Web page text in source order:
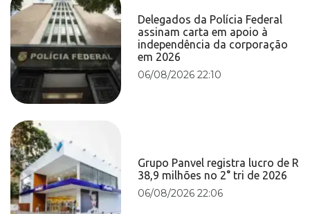
Delegados da Polícia Federal
assinam carta em apoio à
independência da corporação
em 2026
06/08/2026 22:10
Grupo Panvel registra lucro de R
38,9 milhões no 2° tri de 2026
06/08/2026 22:06